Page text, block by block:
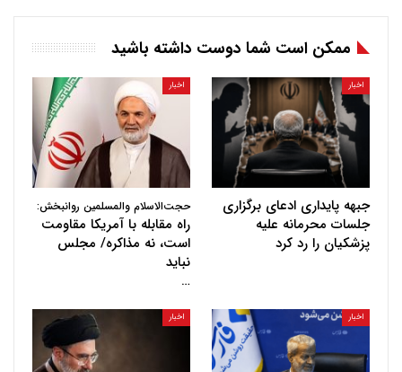
ممکن است شما دوست داشته باشید
اخبار
جبهه پایداری ادعای برگزاری
جلسات محرمانه علیه
پزشکیان را رد کرد
اخبار
حجت‌الاسلام والمسلمین روانبخش:
راه مقابله با آمریکا مقاومت
است، نه مذاکره/ مجلس
نباید
…
اخبار اخبار